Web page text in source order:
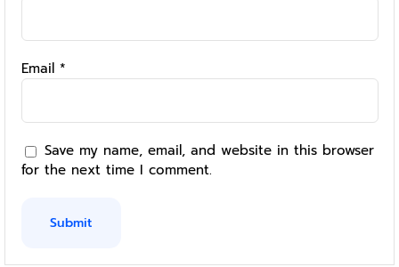
Email *
Save my name, email, and website in this browser
for the next time I comment.